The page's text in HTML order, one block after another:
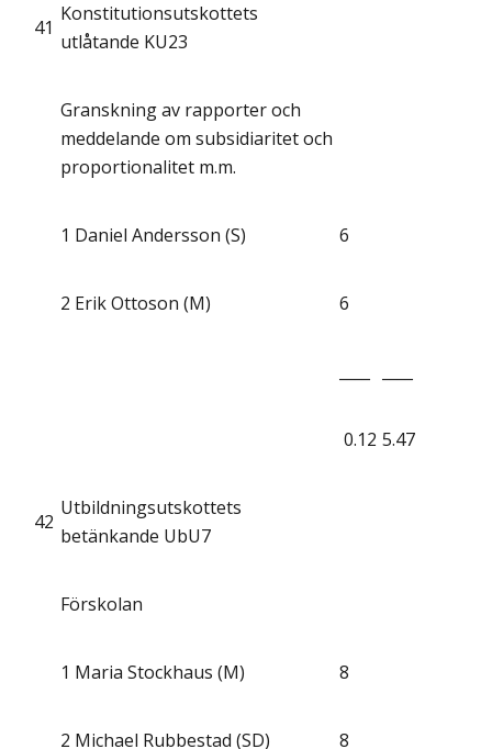
41
Konstitutionsutskottets
utlåtande KU23
Granskning av rapporter och
meddelande om subsidiaritet och
proportionalitet m.m.
1 Daniel Andersson (S) 6
2 Erik Ottoson (M) 6
0.12 5.47
42
Utbildningsutskottets
betänkande UbU7
Förskolan
1 Maria Stockhaus (M) 8
2 Michael Rubbestad (SD) 8